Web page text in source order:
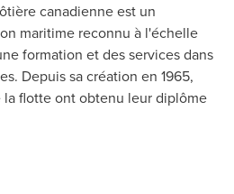
canadienne est un
maritime reconnu à l'échelle
formation et des services dans
Depuis sa création en 1965,
la flotte ont obtenu leur diplôme